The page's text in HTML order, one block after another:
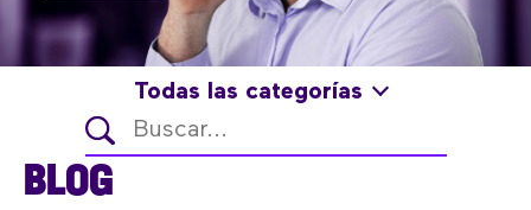
Todas las categorías
BLOG